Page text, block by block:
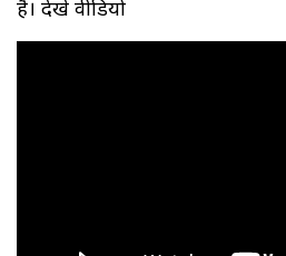
है। देखे वीडियो